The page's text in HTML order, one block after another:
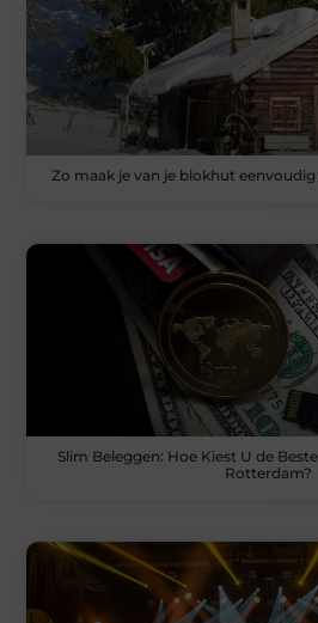
Zo maak je van je blokhut
Slim Beleggen: Hoe Kiest U de
Rotterdam?